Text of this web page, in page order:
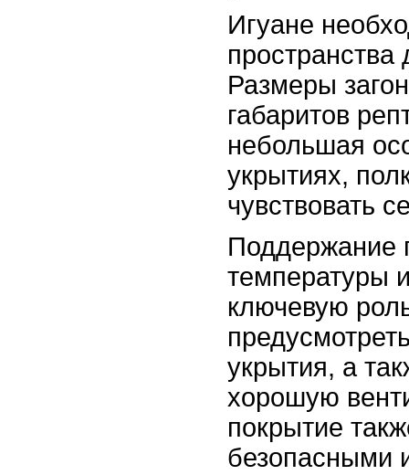
Игуане
Размеры
габаритов
небольшая
укрытиях,
чувствовать
Поддержание
температуры
ключевую
укрытия, а
хорошую
покрытие
безопасными